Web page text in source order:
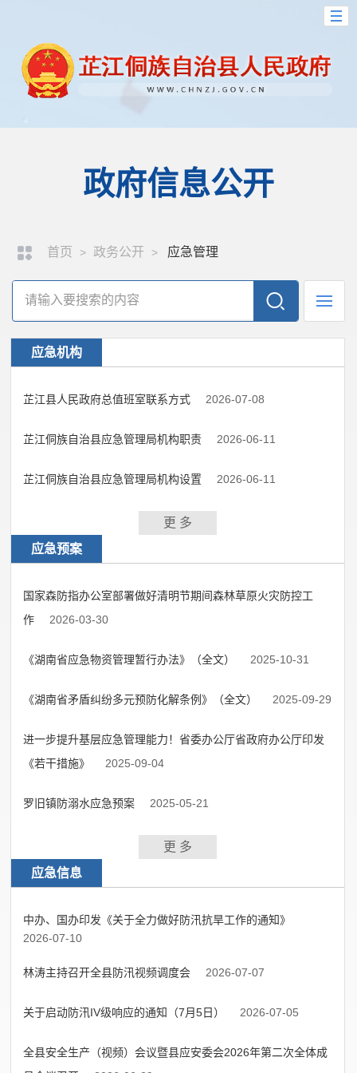
政府信息公开
首页 > 政务公开 > 应急管理
应急机构
芷江县人民政府总值班室联系方式 2026-07-08
芷江侗族自治县应急管理局机构职责 2026-06-11
芷江侗族自治县应急管理局机构设置 2026-06-11
更 多
应急预案
国家森防指办公室部署做好清明节期间森林草原火灾防控工
作
2026-03-30
《湖南省应急物资管理暂行办法》（全文） 2025-10-31
《湖南省矛盾纠纷多元预防化解条例》（全文） 2025-09-29
进一步提升基层应急管理能力！省委办公厅省政府办公厅印发
《若干措施》
2025-09-04
罗旧镇防溺水应急预案 2025-05-21
更 多
应急信息
中办、国办印发《关于全力做好防汛抗旱工作的通知》
2026-07-10
林涛主持召开全县防汛视频调度会 2026-07-07
关于启动防汛IV级响应的通知（7月5日） 2026-07-05
全县安全生产（视频）会议暨县应安委会2026年第二次全体成